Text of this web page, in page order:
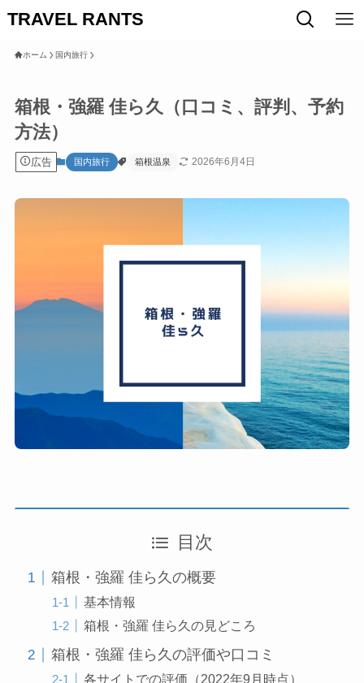
TRAVEL RANTS
ホーム 国内旅行
箱根・強羅 佳ら久（口コミ、評判、予約
方法）
広告 国内旅行 箱根温泉 2026年6月4日
目次
箱根・強羅 佳ら久の概要
基本情報
箱根・強羅 佳ら久の見どころ
箱根・強羅 佳ら久の評価や口コミ
各サイトでの評価（2022年9月時点）